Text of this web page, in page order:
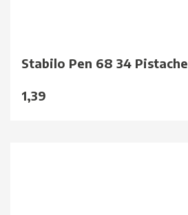
Stabilo Pen 68 34 Pistache
1,39